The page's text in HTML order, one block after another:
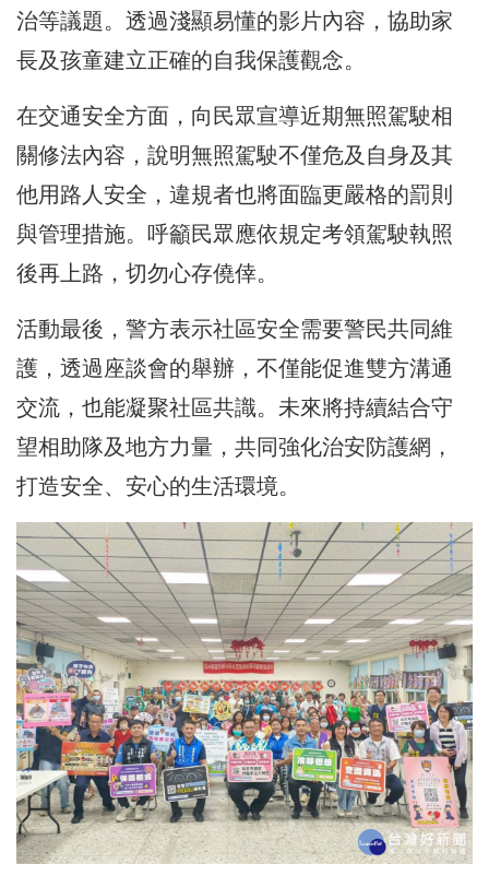
治等議題。透過淺顯易懂的影片內容，協助家
長及孩童建立正確的自我保護觀念。
在交通安全方面，向民眾宣導近期無照駕駛相
關修法內容，說明無照駕駛不僅危及自身及其
他用路人安全，違規者也將面臨更嚴格的罰則
與管理措施。呼籲民眾應依規定考領駕駛執照
後再上路，切勿心存僥倖。
活動最後，警方表示社區安全需要警民共同維
護，透過座談會的舉辦，不僅能促進雙方溝通
交流，也能凝聚社區共識。未來將持續結合守
望相助隊及地方力量，共同強化治安防護網，
打造安全、安心的生活環境。